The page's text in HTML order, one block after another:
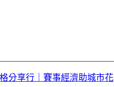
分享行｜賽事經濟助城市花